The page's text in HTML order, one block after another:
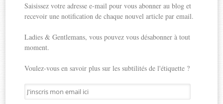
Saisissez votre adresse e-mail pour vous abonner au blog et
recevoir une notification de chaque nouvel article par email.
Ladies & Gentlemans, vous pouvez vous désabonner à tout
moment.
Voulez-vous en savoir plus sur les subtilités de l'étiquette ?
J'inscris
mon